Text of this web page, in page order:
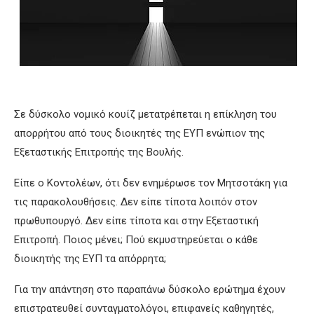
Σε δύσκολο νομικό κουίζ μετατρέπεται η επίκληση του
απορρήτου από τους διοικητές της ΕΥΠ ενώπιον της
Εξεταστικής Επιτροπής της Βουλής.
Είπε ο Κοντολέων, ότι δεν ενημέρωσε τον Μητσοτάκη για
τις παρακολουθήσεις. Δεν είπε τίποτα λοιπόν στον
πρωθυπουργό. Δεν είπε τίποτα και στην Εξεταστική
Επιτροπή. Ποιος μένει; Πού εκμυστηρεύεται ο κάθε
διοικητής της ΕΥΠ τα απόρρητα;
Για την απάντηση στο παραπάνω δύσκολο ερώτημα έχουν
επιστρατευθεί συνταγματολόγοι, επιφανείς καθηγητές,